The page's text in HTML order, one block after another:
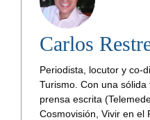
Carlos
Periodista, locutor y co-
Turismo. Con una
prensa escrita
Cosmovisión, Vivir en el